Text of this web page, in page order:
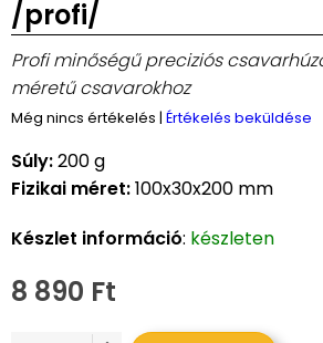
/profi/
Profi minőségű preciziós
méretű csavarokhoz
Még nincs értékelés | Értékelés beküldése
Súly:200 g
Fizikai méret:100x30x200 mm
Készlet információ: készleten
8 890 Ft